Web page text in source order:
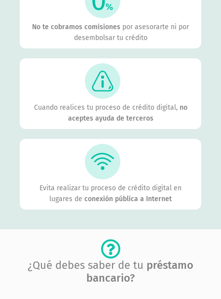
No te cobramos comisiones por asesorarte ni por
desembolsar tu crédito
Cuando realices tu proceso de crédito digital, no
aceptes ayuda de terceros
Evita realizar tu proceso de crédito digital en
lugares de conexión pública a Internet
¿Qué debes saber de tu préstamo
bancario?